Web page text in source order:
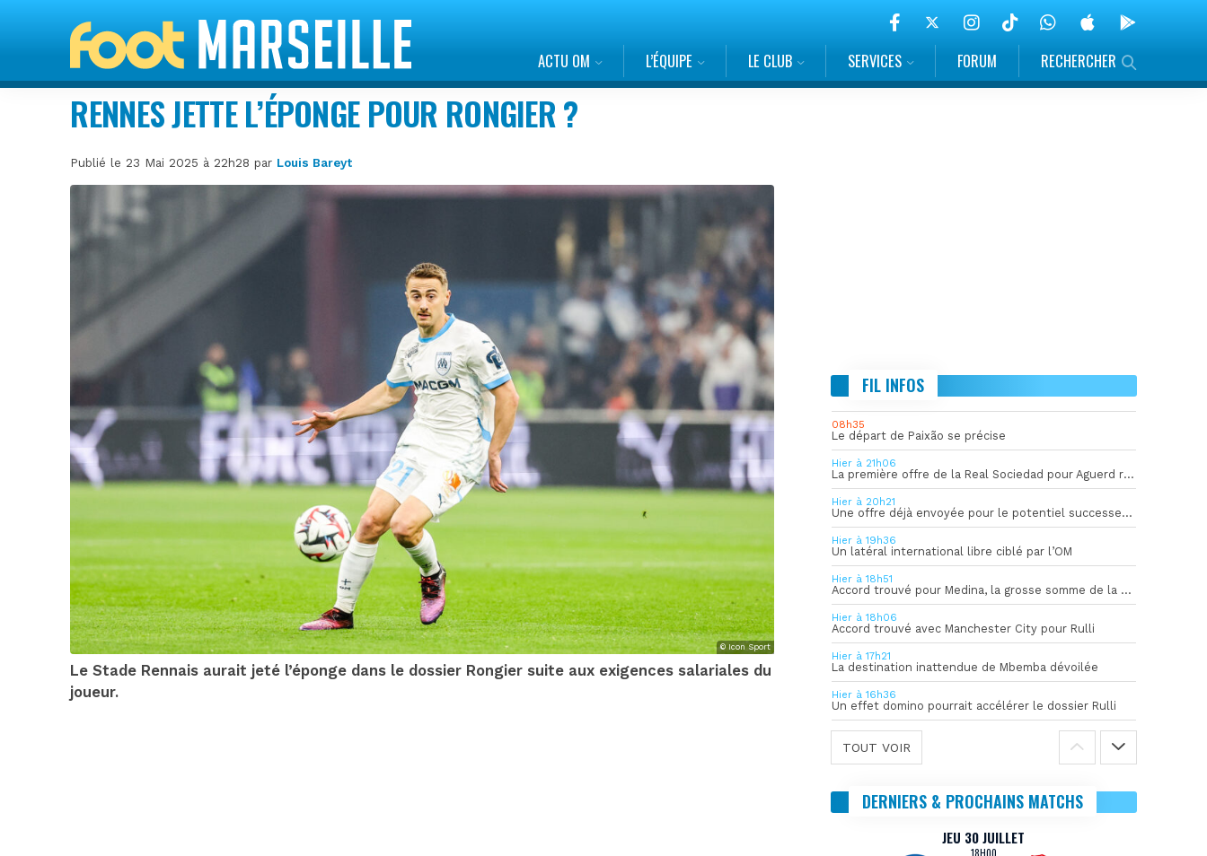
ACTU OM L’ÉQUIPE LE CLUB SERVICES FORUM RECHERCHER
RENNES JETTE L’ÉPONGE POUR RONGIER ?
Publié le 23 Mai 2025 à 22h28 par Louis Bareyt
© Icon Sport
Le Stade Rennais aurait jeté l’éponge dans le dossier Rongier suite aux exigences salariales du
joueur.
FIL INFOS
08h35
Le départ de Paixão se précise
Hier à 21h06
La première offre de la Real Sociedad pour Aguerd refusée par l’OM
Hier à 20h21
Une offre déjà envoyée pour le potentiel successeur de Rulli
Hier à 19h36
Un latéral international libre ciblé par l’OM
Hier à 18h51
Accord trouvé pour Medina, la grosse somme de la vente dévoilée
Hier à 18h06
Accord trouvé avec Manchester City pour Rulli
Hier à 17h21
La destination inattendue de Mbemba dévoilée
Hier à 16h36
Un effet domino pourrait accélérer le dossier Rulli
TOUT VOIR
DERNIERS & PROCHAINS MATCHS
JEU 30 JUILLET